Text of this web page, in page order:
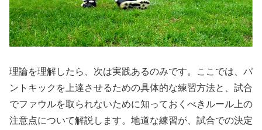
理論を理解したら、次は実践あるのみです。ここでは、パ
ントキックを上達させるための具体的な練習方法と、試合
でファウルを取られないために知っておくべきルール上の
注意点について解説します。地道な練習が、試合での決定